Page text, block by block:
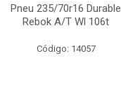
Pneu 235/70r16 Durable
Rebok A/T Wl 106t
Código: 14057